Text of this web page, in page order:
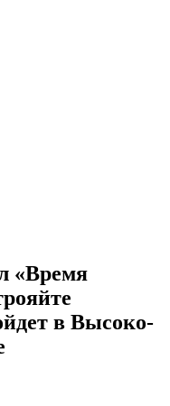
«Время
в Высоко-